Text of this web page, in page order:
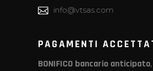
info@vtsas.com
PAGAMENTI
BONIFICO bancario anticipato